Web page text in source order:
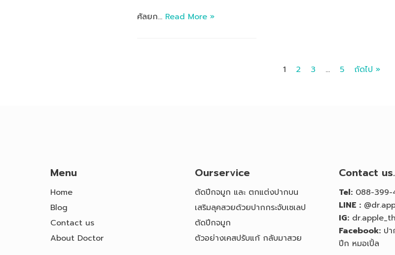
ศัลยก… Read More »
1 2 3 … 5 ถัดไป »
Menu
Home
Blog
Contact us
About Doctor
Ourservice
ตัดปีกจมูก และ ตกแต่งปากบน
เสริมลุคสวยด้วยปากกระจับเซเลป
ตัดปีกจมูก
ตัวอย่างเคสปรับแก้ กลับมาสวย
Contact us.
Tel: 088-399-
LINE :
IG:
Facebook: ป
ปีก หมอเปิ้ล